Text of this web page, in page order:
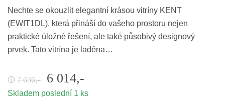
Nechte se okouzlit elegantní krásou vitríny KENT
(EWIT1DL), která přináší do vašeho prostoru nejen
praktické úložné řešení, ale také působivý designový
prvek. Tato vitrína je laděna…
🛈 7 636,- 6 014,-
Skladem poslední 1 ks